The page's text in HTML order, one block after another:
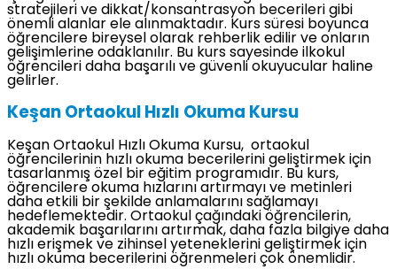
stratejileri ve dikkat/konsantrasyon becerileri gibi
önemli alanlar ele alınmaktadır. Kurs süresi boyunca
öğrencilere bireysel olarak rehberlik edilir ve onların
gelişimlerine odaklanılır. Bu kurs sayesinde ilkokul
öğrencileri daha başarılı ve güvenli okuyucular haline
gelirler.
Keşan Ortaokul Hızlı Okuma Kursu
Keşan Ortaokul Hızlı Okuma Kursu, ortaokul
öğrencilerinin hızlı okuma becerilerini geliştirmek için
tasarlanmış özel bir eğitim programıdır. Bu kurs,
öğrencilere okuma hızlarını artırmayı ve metinleri
daha etkili bir şekilde anlamalarını sağlamayı
hedeflemektedir. Ortaokul çağındaki öğrencilerin,
akademik başarılarını artırmak, daha fazla bilgiye daha
hızlı erişmek ve zihinsel yeteneklerini geliştirmek için
hızlı okuma becerilerini öğrenmeleri çok önemlidir.